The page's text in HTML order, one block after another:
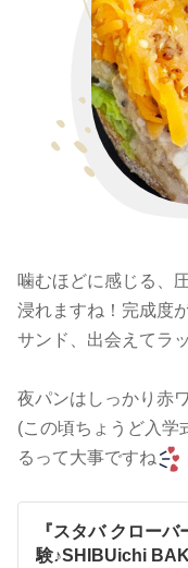
噛むほどに感じる、
浸れますね！完成度
サンド、出会えてラ
夜パンはしっかり赤
(この頃ちょうど入学
るって大事ですね
『スタバ クロー
験♪SHIBUichi